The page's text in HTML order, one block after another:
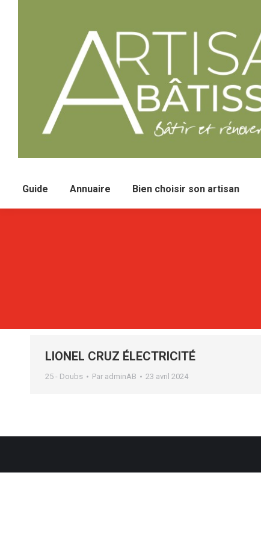
Guide Annuaire Bien choisir son artisan
LIONEL CRUZ ÉLECTRICITÉ
25 - Doubs Par adminAB 23 avril 2024